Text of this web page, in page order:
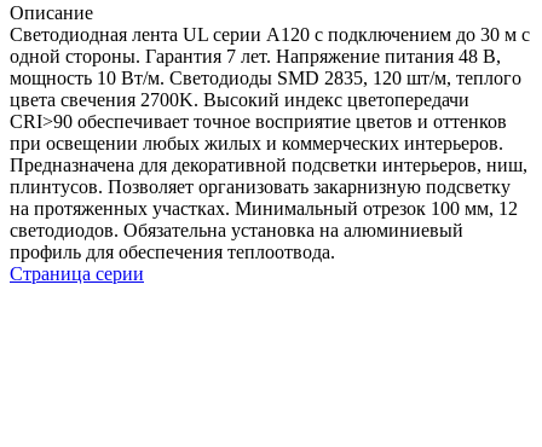
Описание
Светодиодная лента UL серии A120 с подключением до 30 м с
одной стороны. Гарантия 7 лет. Напряжение питания 48 В,
мощность 10 Вт/м. Светодиоды SMD 2835, 120 шт/м, теплого
цвета свечения 2700K. Высокий индекс цветопередачи
CRI>90 обеспечивает точное восприятие цветов и оттенков
при освещении любых жилых и коммерческих интерьеров.
Предназначена для декоративной подсветки интерьеров, ниш,
плинтусов. Позволяет организовать закарнизную подсветку
на протяженных участках. Минимальный отрезок 100 мм, 12
светодиодов. Обязательна установка на алюминиевый
профиль для обеспечения теплоотвода.
Страница серии